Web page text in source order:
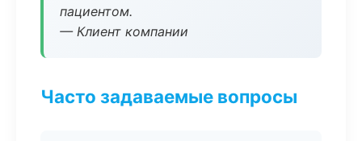
пациентом.
— Клиент компании
Часто задаваемые вопросы